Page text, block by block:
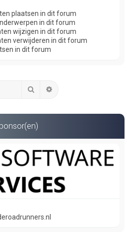
plaatsen in dit forum
in dit forum
wijzigen in dit forum
verwijderen in dit forum
in dit forum
Zoek